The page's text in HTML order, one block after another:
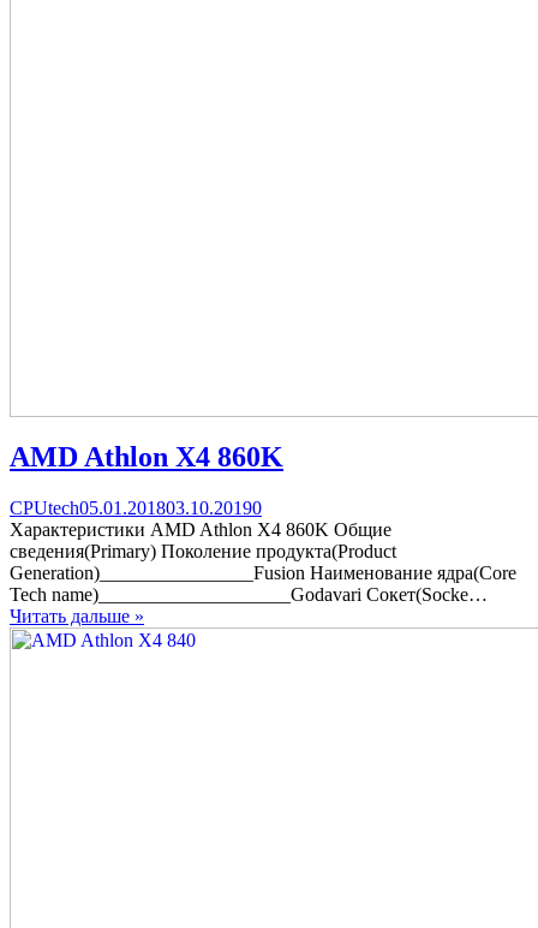
AMD Athlon X4 860K
Categories
CPUtechPosted
on
05.01.201803.10.20190comments
on
AMD
Athlon
Характеристики AMD Athlon X4 860K Общие
сведения(Primary) Поколение продукта(Product
Generation)________________Fusion Наименование ядра(Core
Tech name)____________________Godavari Сокет(Socke…
Читать дальше »